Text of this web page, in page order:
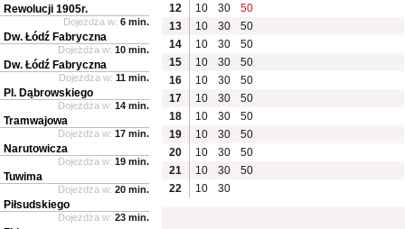
12
10 30
50
13
10 30
50
14
10 30
50
15
10 30
50
16
10 30
50
17
10 30
50
18
10 30
50
19
10 30
50
20
10 30
50
21
10 30
50
22
10 30
Rewolucji 1905r.
Dojeżdża w: 6 min.
Dw. Łódź Fabryczna
Dojeżdża w: 10 min.
Dw. Łódź Fabryczna
Dojeżdża w: 11 min.
Pl. Dąbrowskiego
Dojeżdża w: 14 min.
Tramwajowa
Dojeżdża w: 17 min.
Narutowicza
Dojeżdża w: 19 min.
Tuwima
Dojeżdża w: 20 min.
Piłsudskiego
Dojeżdża w: 23 min.